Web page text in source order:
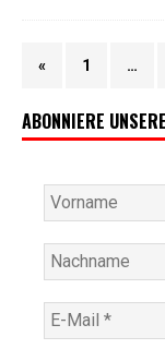
« 1 …
ABONNIERE